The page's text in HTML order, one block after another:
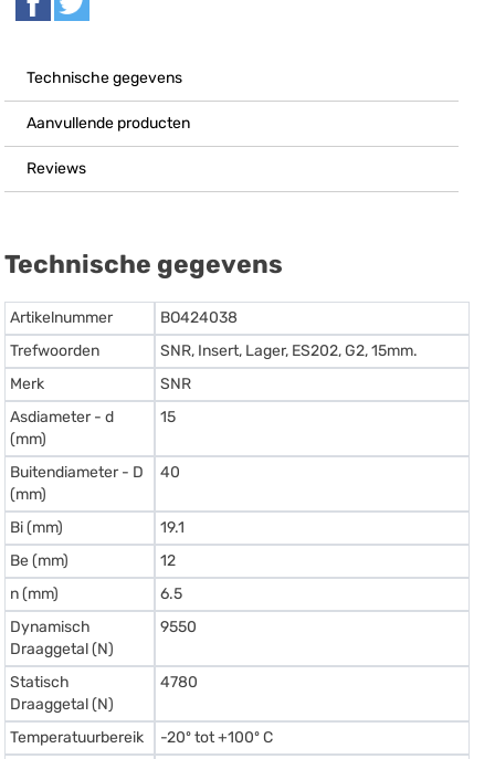
Technische gegevens
Aanvullende producten
Reviews
Technische gegevens
Artikelnummer
BO424038
Trefwoorden
SNR, Insert, Lager, ES202, G2, 15mm.
Merk
SNR
Asdiameter - d
(mm)
15
Buitendiameter - D
(mm)
40
Bi (mm)
19.1
Be (mm)
12
n (mm)
6.5
Dynamisch
Draaggetal (N)
9550
Statisch
Draaggetal (N)
4780
Temperatuurbereik
-20º tot +100º C